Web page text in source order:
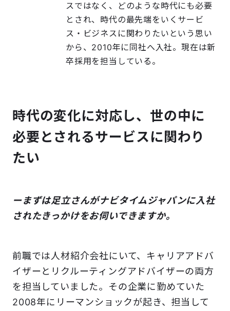
スではなく、どのような時代にも必要
とされ、時代の最先端をいくサービ
ス・ビジネスに関わりたいという思い
から、2010年に同社へ入社。現在は新
卒採用を担当している。
時代の変化に対応し、世の中に
必要とされるサービスに関わり
たい
ーまずは足立さんがナビタイムジャパンに入社
されたきっかけをお伺いできますか。
前職では人材紹介会社にいて、キャリアアドバ
イザーとリクルーティングアドバイザーの両方
を担当していました。その企業に勤めていた
2008年にリーマンショックが起き、担当して